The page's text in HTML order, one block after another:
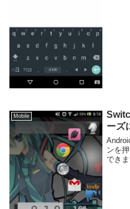
Mobile
ーズ
ンを
でき